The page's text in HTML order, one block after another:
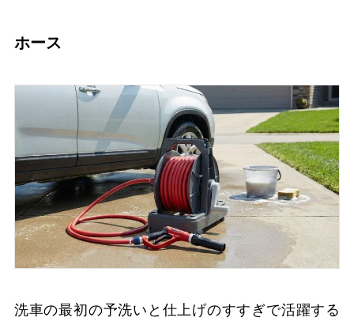
ホース
洗車の最初の予洗いと仕上げのすすぎで活躍する